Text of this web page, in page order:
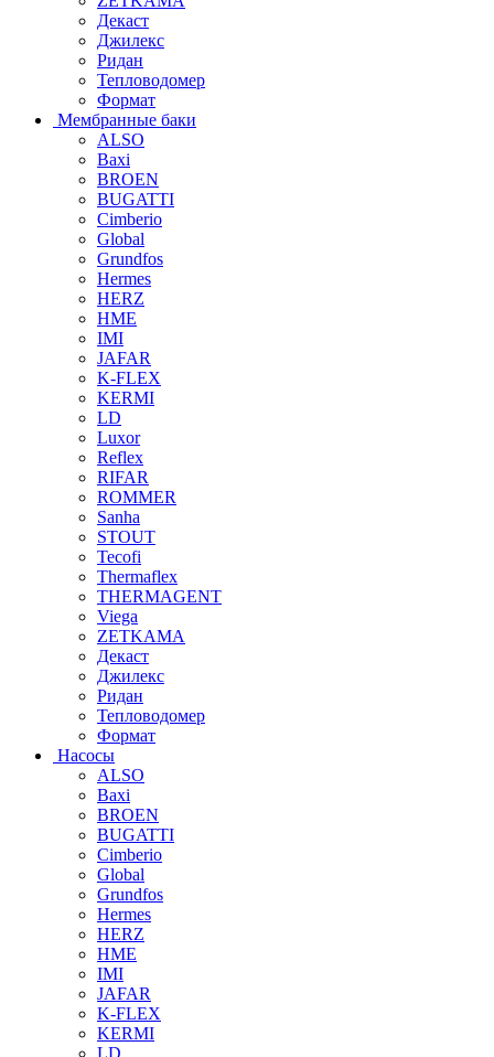
Декаст
Джилекс
Ридан
Тепловодомер
Формат
Мембранные баки
ALSO
Baxi
BROEN
BUGATTI
Cimberio
Global
Grundfos
Hermes
HERZ
HME
IMI
JAFAR
K-FLEX
KERMI
LD
Luxor
Reflex
RIFAR
ROMMER
Sanha
STOUT
Tecofi
Thermaflex
THERMAGENT
Viega
ZETKAMA
Декаст
Джилекс
Ридан
Тепловодомер
Формат
Насосы
ALSO
Baxi
BROEN
BUGATTI
Cimberio
Global
Grundfos
Hermes
HERZ
HME
IMI
JAFAR
K-FLEX
KERMI
LD